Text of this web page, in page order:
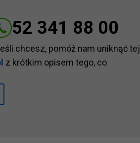
52 341 88 00
chcesz, pomóż nam uniknąć tej
z krótkim opisem tego, co